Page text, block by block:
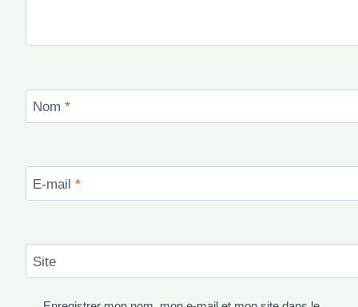
Nom *
E-mail *
Site